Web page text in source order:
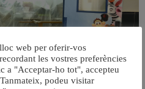
web per oferir-vos
les vostres preferències
a "Acceptar-ho tot", accepteu
podeu visitar